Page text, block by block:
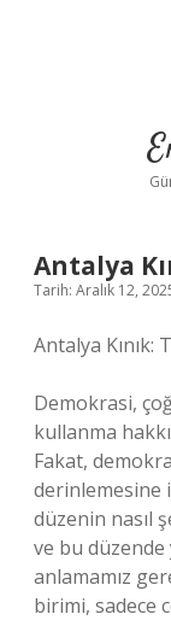
Antalya
Tarih: Aralık 12,
Antalya Kınık:
Demokrasi,
kullanma
Fakat,
derinlemesine
düzenin nasıl
ve bu
anlamamız
birimi, sadece